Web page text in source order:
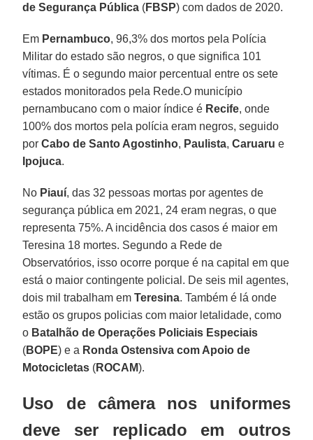
de Segurança Pública (FBSP) com dados de 2020.
Em Pernambuco, 96,3% dos mortos pela Polícia
Militar do estado são negros, o que significa 101
vítimas. É o segundo maior percentual entre os sete
estados monitorados pela Rede.O município
pernambucano com o maior índice é Recife, onde
100% dos mortos pela polícia eram negros, seguido
porCabo de Santo Agostinho, Paulista,Caruaru e
Ipojuca.
No Piauí, das 32 pessoas mortas por agentes de
segurança pública em 2021, 24 eram negras, o que
representa 75%. A incidência dos casos é maior em
Teresina 18 mortes. Segundo a Rede de
Observatórios, isso ocorre porque é na capital em que
está o maior contingente policial. De seis mil agentes,
dois mil trabalham emTeresina. Também é lá onde
estão os grupos policias com maior letalidade, como
o Batalhão de Operações Policiais Especiais
(BOPE) e a Ronda Ostensiva com Apoio de
Motocicletas (ROCAM).
Uso de câmera nos uniformes
deve ser replicado em outros